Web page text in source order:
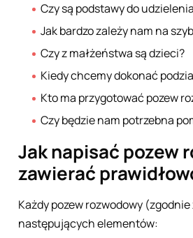
Czy są podstawy do
Jak bardzo zależy nam na
Czy z małżeństwa są dzieci?
Kiedy chcemy dokonać
Kto ma przygotować pozew
Czy będzie nam potrzebna
Jak napisać pozew
zawierać
Każdy pozew rozwodowy
następujących elementów: